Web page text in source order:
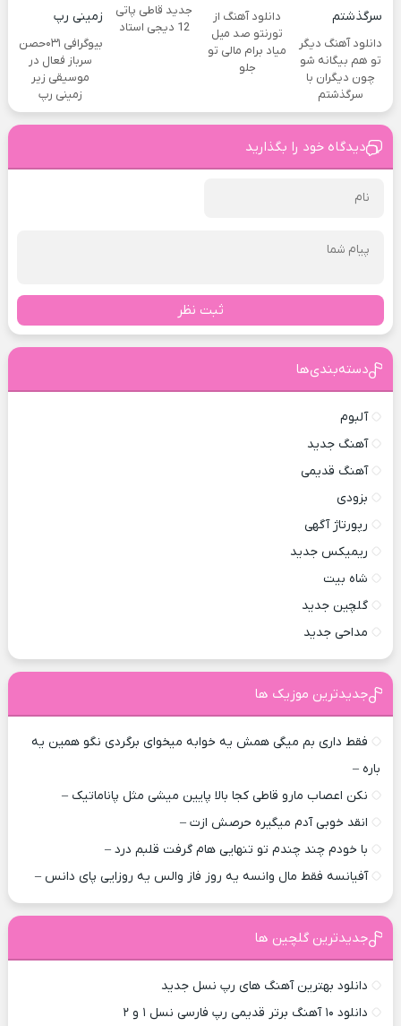
دانلود آهنگ دیگر
تو هم بیگانه شو
چون دیگران با
سرگذشتم
دانلود آهنگ از
تورنتو صد میل
میاد برام مالی تو
جلو
جدید قاطی پاتی
12 دیجی استاد
بیوگرافی ۰۳۱حصن
سرباز فعال در
موسیقی زیر
زمینی رپ
دیدگاه خود را بگذارید
ثبت نظر
دسته‌بندی‌ها
آلبوم
آهنگ جدید
آهنگ قدیمی
بزودی
رپورتاژ آگهی
ریمیکس جدید
شاه بیت
گلچین جدید
مداحی جدید
جدیدترین موزیک ها
فقط داری بم میگی همش یه خوابه میخوای برگردی نگو همین یه
باره –
نکن اعصاب مارو قاطی کجا بالا پایین میشی مثل پاناماتیک –
انقد خوبی آدم میگیره حرصش ازت –
با خودم چند چندم تو تنهایی هام گرفت قلبم درد –
آفیانسه فقط مال وانسه یه روز فاز والس یه روزایی پای دانس –
جدیدترین گلچین ها
دانلود بهترین آهنگ های رپ نسل جدید
دانلود ۱۰ آهنگ برتر قدیمی رپ فارسی نسل ۱ و ۲